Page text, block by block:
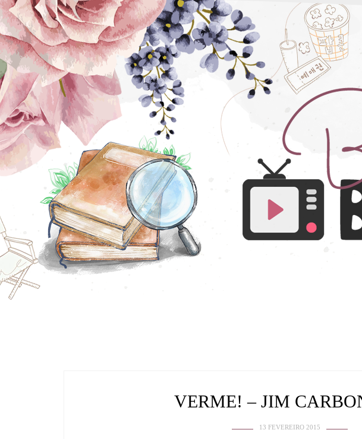
VERME! – JIM
13 FEVEREIRO 2015